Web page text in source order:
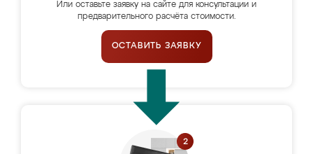
Или оставьте заявку на сайте для консультации и
предварительного расчёта стоимости.
ОСТАВИТЬ ЗАЯВКУ